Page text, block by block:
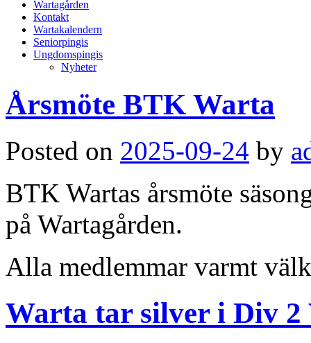
Wartagården
Kontakt
Wartakalendern
Seniorpingis
Ungdomspingis
Nyheter
Årsmöte BTK Warta
Posted on 2025-09-24 by
BTK Wartas årsmöte
på Wartagården.
Alla medlemmar varmt
Warta tar silver i Div 2